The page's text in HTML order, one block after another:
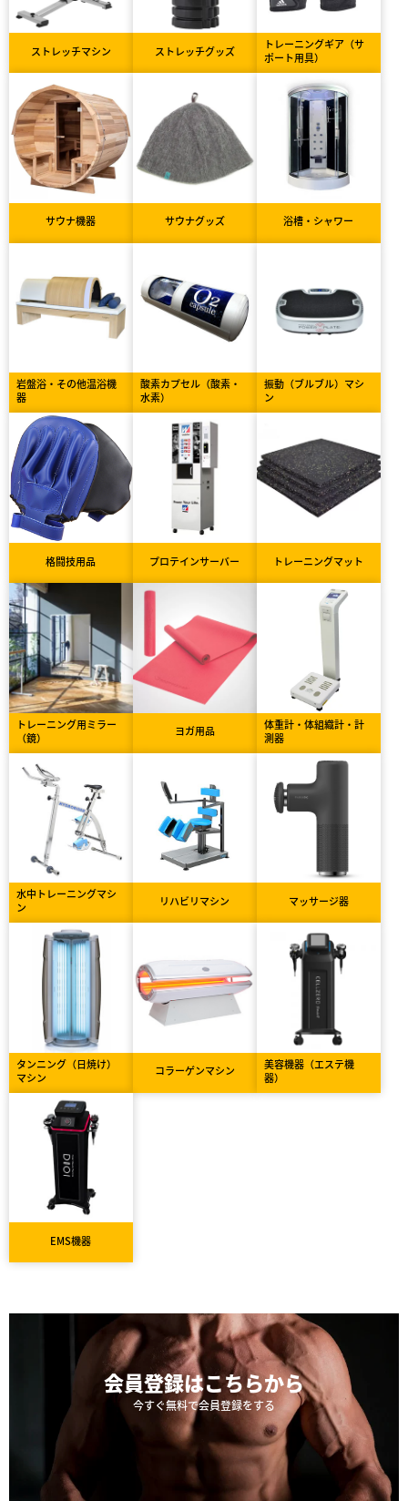
ストレッチマシン ストレッチグッズ
トレーニングギア（サ
ポート用具）
サウナ機器 サウナグッズ 浴槽・シャワー
岩盤浴・その他温浴機
器
酸素カプセル（酸素・
水素）
振動（ブルブル）マシ
ン
格闘技用品 プロテインサーバー トレーニングマット
トレーニング用ミラー
（鏡）
ヨガ用品
体重計・体組織計・計
測器
水中トレーニングマシ
ン
リハビリマシン マッサージ器
タンニング（日焼け）
マシン
コラーゲンマシン
美容機器（エステ機
器）
EMS機器
会員登録はこちらから
今すぐ無料で会員登録をする